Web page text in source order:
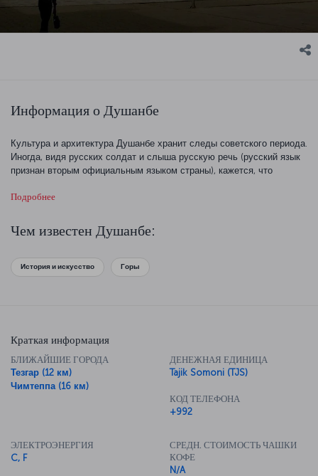
Информация о Душанбе
Культура и архитектура Душанбе хранит следы советского периода.
Иногда, видя русских солдат и слыша русскую речь (русский язык
признан вторым официальным языком страны), кажется, что
проспектами и интересными культурными
факт: в переводе с таджикского Душанбе означает "Понедельник".
Подробнее
Чем известен Душанбе:
История и искусство Горы
Краткая информация
БЛИЖАЙШИЕ ГОРОДА
Тезгар (12 км)
Чимтеппа (16 км)
ДЕНЕЖНАЯ ЕДИНИЦА
Tajik Somoni (TJS)
КОД ТЕЛЕФОНА
+992
ЭЛЕКТРОЭНЕРГИЯ
C, F
СРЕДН. СТОИМОСТЬ ЧАШКИ
КОФЕ
N/A